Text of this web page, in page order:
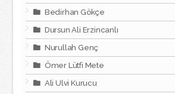
Bedirhan Gökçe
Dursun Ali Erzincanlı
Nurullah Genç
Ömer Lütfi Mete
Ali Ulvi Kurucu